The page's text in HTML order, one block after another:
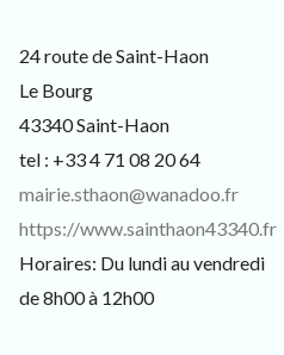
24 route de Saint-Haon
Le Bourg
43340 Saint-Haon
tel : +33 4 71 08 20 64
mairie.sthaon@wanadoo.fr
https://www.sainthaon43340.fr
Horaires: Du lundi au vendredi
de 8h00 à 12h00